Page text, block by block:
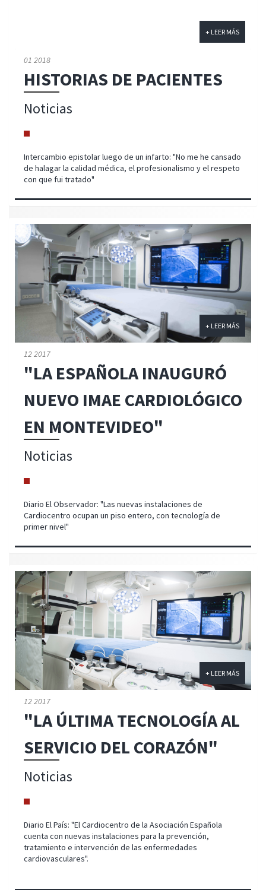
01 2018
HISTORIAS DE PACIENTES
Noticias
Intercambio epistolar luego de un infarto: "No me he cansado
de halagar la calidad médica, el profesionalismo y el respeto
con que fui tratado"
+ LEER MÁS
12 2017
"LA ESPAÑOLA INAUGURÓ
NUEVO IMAE CARDIOLÓGICO
EN MONTEVIDEO"
Noticias
Diario El Observador: "Las nuevas instalaciones de
Cardiocentro ocupan un piso entero, con tecnología de
primer nivel"
+ LEER MÁS
12 2017
"LA ÚLTIMA TECNOLOGÍA AL
SERVICIO DEL CORAZÓN"
Noticias
Diario El País: "El Cardiocentro de la Asociación Española
cuenta con nuevas instalaciones para la prevención,
tratamiento e intervención de las enfermedades
cardiovasculares".
+ LEER MÁS